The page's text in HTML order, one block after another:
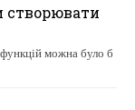
створювати
можна було б